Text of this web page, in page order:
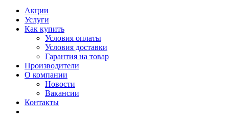
Акции
Услуги
Как купить
Условия оплаты
Условия доставки
Гарантия на товар
Производители
О компании
Новости
Вакансии
Контакты